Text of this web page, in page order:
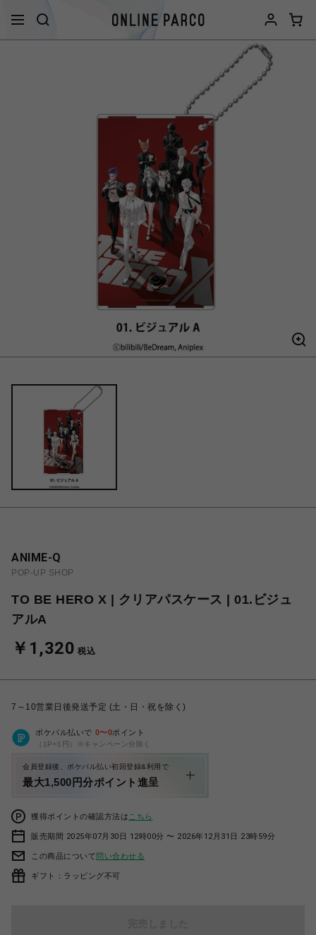
ANIME-Q
POP-UP SHOP
TO BE HERO X | クリアパスケース | 01.ビジュ
アルA
￥1,320 税込
7～10営業日後発送予定 (土・日・祝を除く)
ポケパル払いで 0〜0ポイント
（1P=1円）※キャンペーン分除く
会員登録後、ポケパル払い初回登録&利用で
最大1,500円分ポイント進呈
獲得ポイントの確認方法は こちら
販売期間 2025年07月30日 12時00分 〜 2026年12月31日 23時59分
この商品について問い合わせる
ギフト：ラッピング不可